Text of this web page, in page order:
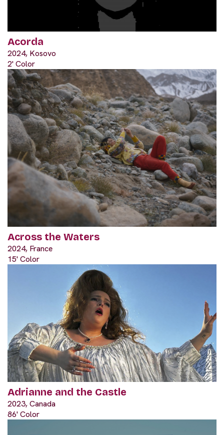
Acorda
2024, Kosovo
2' Color
Across the Waters
2024, France
15' Color
Adrianne and the Castle
2023, Canada
86' Color